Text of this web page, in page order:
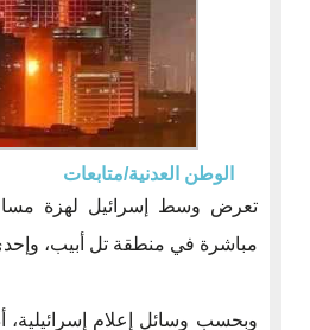
الوطن العدنية/متابعات
تعرض وسط إسرائيل لهزة مساء
مباشرة في منطقة تل أبيب،
وبحسب وسائل إعلام إسرائيلية،